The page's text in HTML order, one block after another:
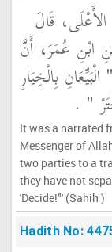
قَالَ
ابْنِ عُمَرَ، أَنَّ
"‏ الْبَيِّعَانِ بِالْخِيَارِ
‏"
‏ ‏.‏
It was a narrated
Messenger of
two parties to a
they have not
'Decide!"' (Sahih )
Hadith No: